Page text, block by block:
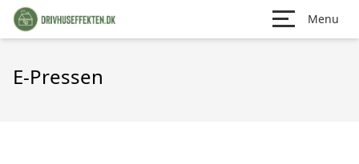
Menu
E-Pressen